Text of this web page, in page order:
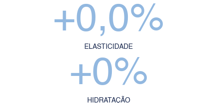
+0,0%
ELASTICIDADE
+0%
HIDRATAÇÃO